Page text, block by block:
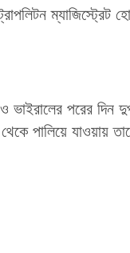
ম্যাজিস্ট্রেট
ভাইরালের পরের দিন
পালিয়ে যাওয়ায়